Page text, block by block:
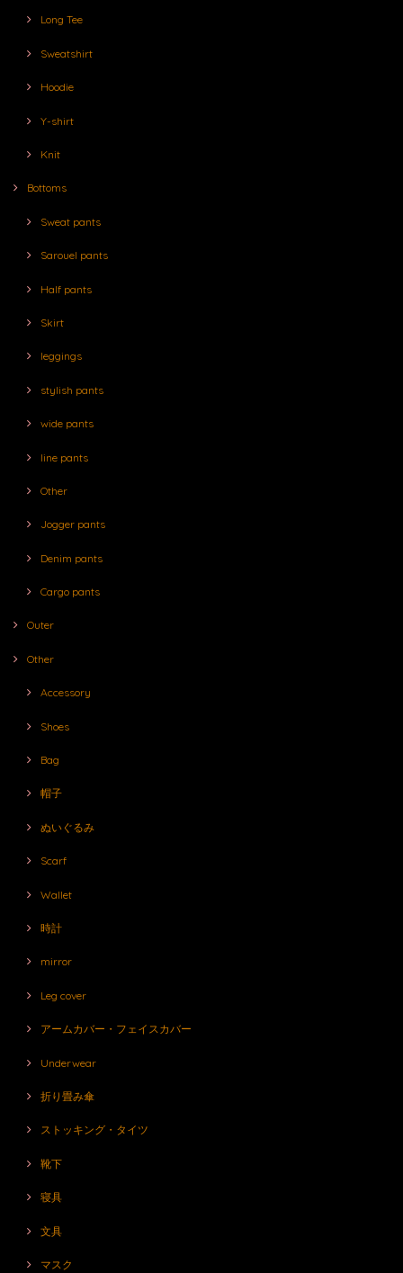
Long Tee
Sweatshirt
Hoodie
Y-shirt
Knit
Bottoms
Sweat pants
Sarouel pants
Half pants
Skirt
leggings
stylish pants
wide pants
line pants
Other
Jogger pants
Denim pants
Cargo pants
Outer
Other
Accessory
Shoes
Bag
帽子
ぬいぐるみ
Scarf
Wallet
時計
mirror
Leg cover
アームカバー・フェイスカバー
Underwear
折り畳み傘
ストッキング・タイツ
靴下
寝具
文具
マスク